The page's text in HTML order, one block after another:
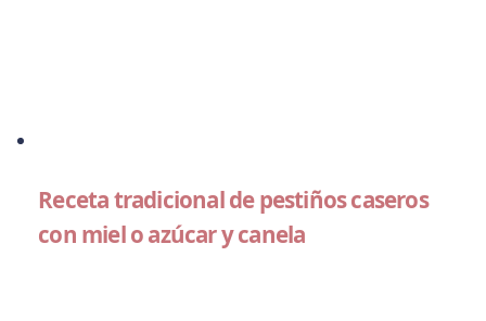
Receta tradicional de pestiños caseros
con miel o azúcar y canela